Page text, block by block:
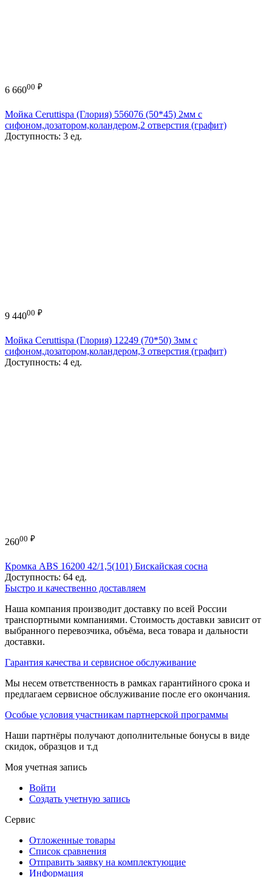
6 66000 ₽
Мойка Ceruttispa (Глория) 556076 (50*45) 2мм с
сифоном,дозатором,коландером,2 отверстия (графит)
Доступность: 3 ед.
9 44000 ₽
Мойка Ceruttispa (Глория) 12249 (70*50) 3мм с
сифоном,дозатором,коландером,3 отверстия (графит)
Доступность: 4 ед.
26000 ₽
Кромка ABS 16200 42/1,5(101) Бискайская сосна
Доступность: 64 ед.
Быстро и качественно доставляем
Наша компания производит доставку по всей России
транспортными компаниями. Стоимость доставки зависит от
выбранного перевозчика, объёма, веса товара и дальности
доставки.
Гарантия качества и сервисное обслуживание
Мы несем ответственность в рамках гарантийного срока и
предлагаем сервисное обслуживание после его окончания.
Особые условия участникам партнерской программы
Наши партнёры получают дополнительные бонусы в виде
скидок, образцов и т.д
Моя учетная запись
Войти
Создать учетную запись
Сервис
Отложенные товары
Список сравнения
Отправить заявку на комплектующие
Информация